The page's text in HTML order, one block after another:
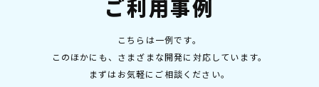
ご利用事例
こちらは一例です。
このほかにも、さまざまな開発に対応しています。
まずはお気軽にご相談ください。